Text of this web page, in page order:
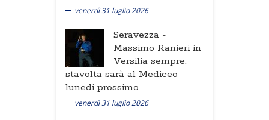
venerdì 31 luglio 2026
Seravezza -
Massimo Ranieri in
Versilia sempre:
stavolta sarà al Mediceo
lunedi prossimo
venerdì 31 luglio 2026